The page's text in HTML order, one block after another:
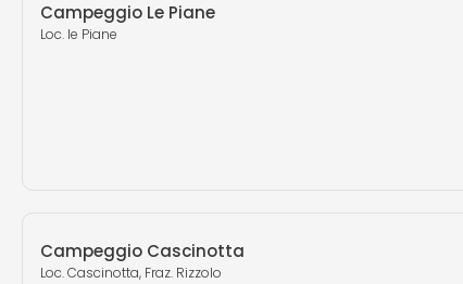
Campeggio Le Piane
Loc. le Piane
Campeggio Cascinotta
Loc. Cascinotta, Fraz. Rizzolo